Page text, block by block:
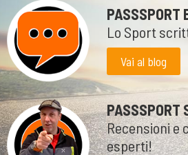
PASSSPORT
Lo Sport
Vai al blog
PASSSPORT
Recensioni e
esperti!